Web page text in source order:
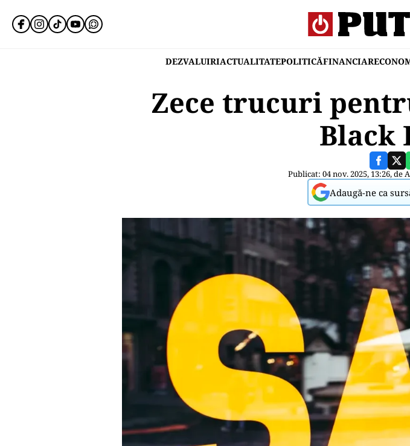
DEZVALUIRIACTUALITATEPOLITICĂFINANCIAR
Zece trucuri
Black
Publicat: 04 nov. 2025, 13:26, de
Adaugă-ne ca